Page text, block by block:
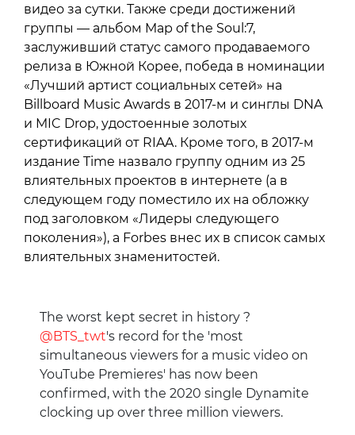
видео за сутки. Также среди достижений
группы — альбом Map of the Soul:7,
заслуживший статус самого продаваемого
релиза в Южной Корее, победа в номинации
«Лучший артист социальных сетей» на
Billboard Music Awards в 2017-м и синглы DNA
и MIC Drop, удостоенные золотых
сертификаций от RIAA. Кроме того, в 2017-м
издание Time назвало группу одним из 25
влиятельных проектов в интернете (а в
следующем году поместило их на обложку
под заголовком «Лидеры следующего
поколения»), а Forbes внес их в список самых
влиятельных знаменитостей.
The worst kept secret in history ?
@BTS_twt's record for the 'most
simultaneous viewers for a music video on
YouTube Premieres' has now been
confirmed, with the 2020 single Dynamite
clocking up over three million viewers.